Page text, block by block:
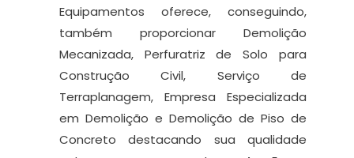
Equipamentos oferece, conseguindo,
também proporcionar Demolição
Mecanizada, Perfuratriz de Solo para
Construção Civil, Serviço de
Terraplanagem, Empresa Especializada
em Demolição e Demolição de Piso de
Concreto destacando sua qualidade